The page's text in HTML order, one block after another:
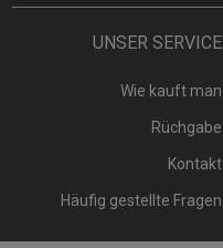
UNSER SERVICE
Wie kauft man
Rüchgabe
Kontakt
Häufig gestellte Fragen